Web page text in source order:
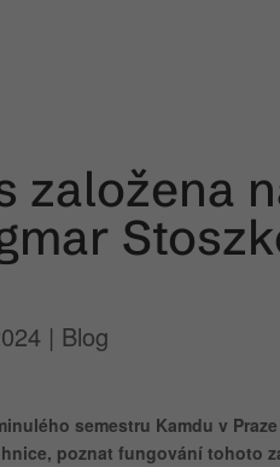
založena
| Blog
semestru Kamdu v
poznat fungování tohoto